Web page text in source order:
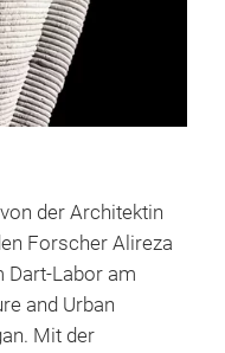
der Architektin
Forscher Alireza
Dart-Labor am
and Urban
Mit der